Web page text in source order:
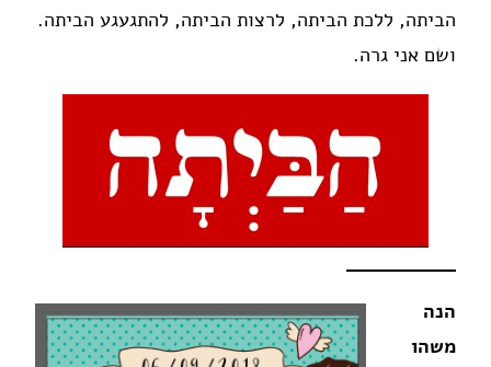
הביתה, ללכת הביתה, לרצות הביתה, להתגעגע הביתה.
ושם אני גרה.
הנה
משהו